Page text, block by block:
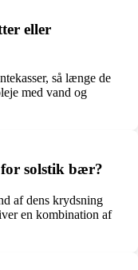
eller
så længe de
med vand og
solstik bær?
af dens krydsning
en kombination af